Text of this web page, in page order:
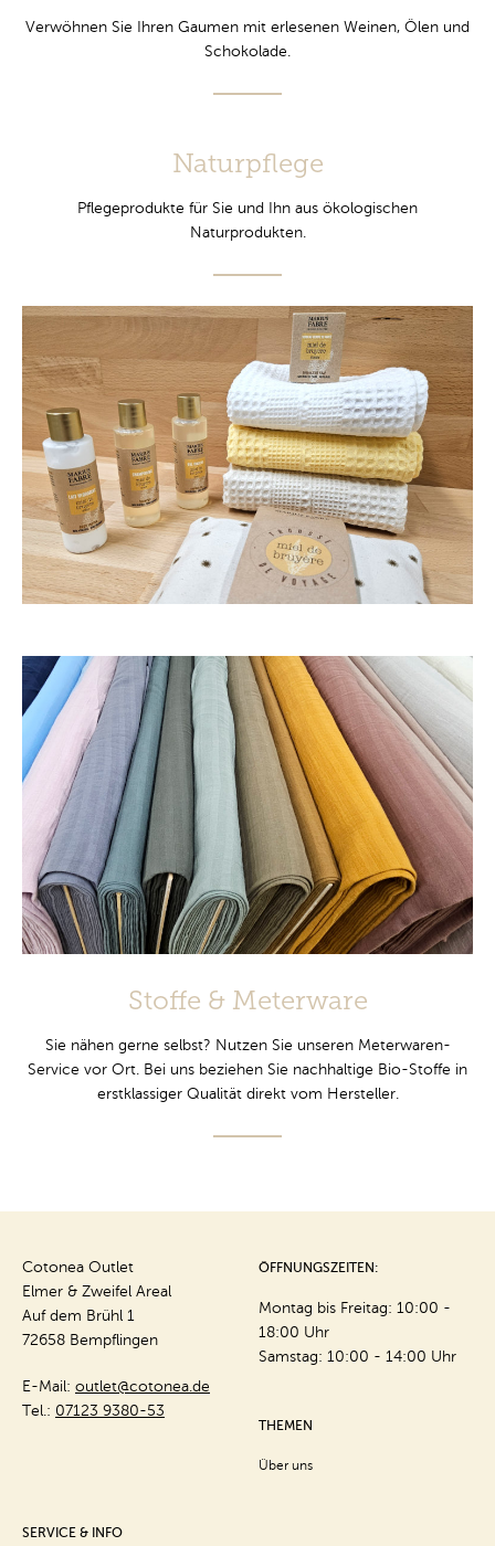
Verwöhnen Sie Ihren Gaumen mit erlesenen Weinen, Ölen und
Schokolade.
Naturpflege
Pflegeprodukte für Sie und Ihn aus ökologischen
Naturprodukten.
Stoffe & Meterware
Sie nähen gerne selbst? Nutzen Sie unseren Meterwaren-
Service vor Ort. Bei uns beziehen Sie nachhaltige Bio-Stoffe in
erstklassiger Qualität direkt vom Hersteller.
Cotonea Outlet
Elmer & Zweifel Areal
Auf dem Brühl 1
72658 Bempflingen
E-Mail: outlet@cotonea.de
Tel.: 07123 9380-53
ÖFFNUNGSZEITEN:
Montag bis Freitag: 10:00 -
18:00 Uhr
Samstag: 10:00 - 14:00 Uhr
THEMEN
Über uns
SERVICE & INFO